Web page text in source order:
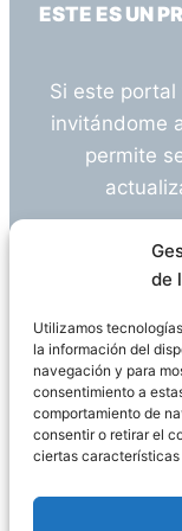
de
Utilizamos
la información del
navegación y para
consentimiento a
comportamiento de
consentir o retirar el
ciertas
ESTE ES UN
Si este
invitándome
permite
¿Tienes
Descargo de
Declaración